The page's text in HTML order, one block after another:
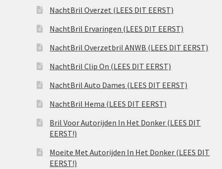
NachtBril Overzet (LEES DIT EERST)
NachtBril Ervaringen (LEES DIT EERST)
NachtBril Overzetbril ANWB (LEES DIT EERST)
NachtBril Clip On (LEES DIT EERST)
NachtBril Auto Dames (LEES DIT EERST)
NachtBril Hema (LEES DIT EERST)
Bril Voor Autorijden In Het Donker (LEES DIT
EERST!)
Moeite Met Autorijden In Het Donker (LEES DIT
EERST!)